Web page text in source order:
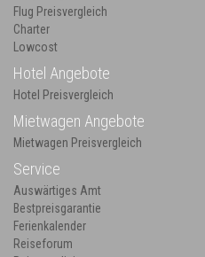
Flug Preisvergleich
Charter
Lowcost
Hotel Angebote
Hotel Preisvergleich
Mietwagen Angebote
Mietwagen Preisvergleich
Service
Auswärtiges Amt
Bestpreisgarantie
Ferienkalender
Reiseforum